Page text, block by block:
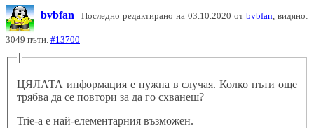
bvbfan Последно редактирано на 03.10.2020 от bvbfan , видяно:
3049 пъти. #13700
|
ЦЯЛАТА информация е нужна в случая. Колко пъти още
трябва да се повтори за да го схванеш?
Trie-а е най-елементарния възможен.